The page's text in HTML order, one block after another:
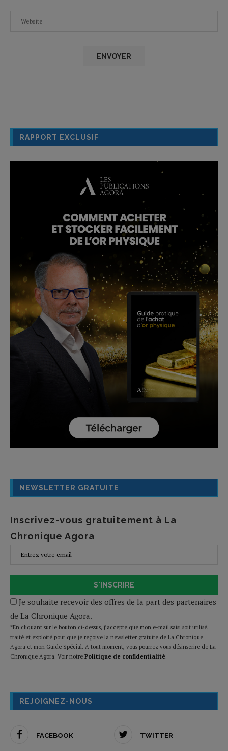
RAPPORT EXCLUSIF
NEWSLETTER GRATUITE
Inscrivez-vous gratuitement à La
Chronique Agora
S'INSCRIRE
Je souhaite recevoir des offres de la part des partenaires
de La Chronique Agora.
*En cliquant sur le bouton ci-dessus, j’accepte que mon e-mail saisi soit utilisé,
traité et exploité pour que je reçoive la newsletter gratuite de La Chronique
Agora et mon Guide Spécial. A tout moment, vous pourrez vous désinscrire de La
Chronique Agora. Voir notre Politique de confidentialité.
REJOIGNEZ-NOUS
FACEBOOK TWITTER